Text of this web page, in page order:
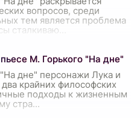
вопросов, среди
тем является проблема
сталкиваю
М. Горького "На дне"
дне" персонажи Лука и
крайних философских
подходы к жизненным
стра...